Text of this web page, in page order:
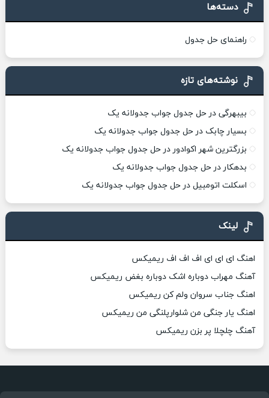
دسته‌ها
راهنمای حل جدول
نوشته‌های تازه
بیبهرگی در حل جدول جواب جدولانه یک
بسیار چابک در حل جدول جواب جدولانه یک
بزرگترین شهر اکوادور در حل جدول جواب جدولانه یک
بدهکار در حل جدول جواب جدولانه یک
اسکلت اتومبیل در حل جدول جواب جدولانه یک
لینک
اهنگ ای ای ای اف اف اف ریمیکس
آهنگ مهراب دوباره اشک دوباره بغض ریمیکس
اهنگ جناب سروان ولم کن ریمیکس
اهنگ یار جنگی من شلوارپلنگی من ریمیکس
آهنگ چلچلا پر بزن ریمیکس